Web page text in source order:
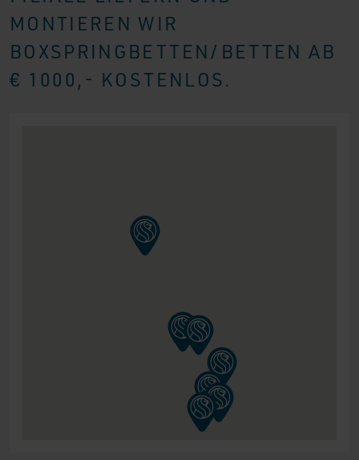
MONTIEREN WIR
BOXSPRINGBETTEN/BETTEN AB
€ 1000,- KOSTENLOS.